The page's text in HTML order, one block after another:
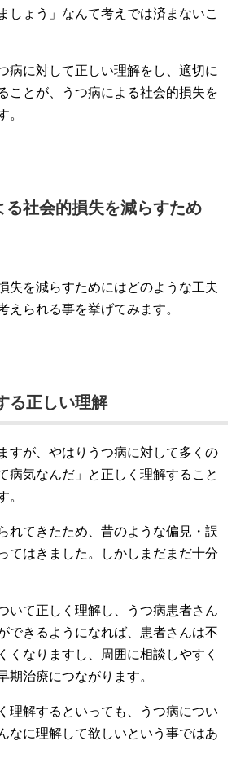
しょう」なんて考えでは済まないこ
病に対して正しい理解をし、適切に
ことが、うつ病による社会的損失を
。
る社会的損失を減らすため
失を減らすためにはどのような工夫
えられる事を挙げてみます。
る正しい理解
すが、やはりうつ病に対して多くの
病気なんだ」と正しく理解すること
。
れてきたため、昔のような偏見・誤
てはきました。しかしまだまだ十分
いて正しく理解し、うつ病患者さん
できるようになれば、患者さんは不
くなりますし、周囲に相談しやすく
期治療につながります。
理解するといっても、うつ病につい
なに理解して欲しいという事ではあ